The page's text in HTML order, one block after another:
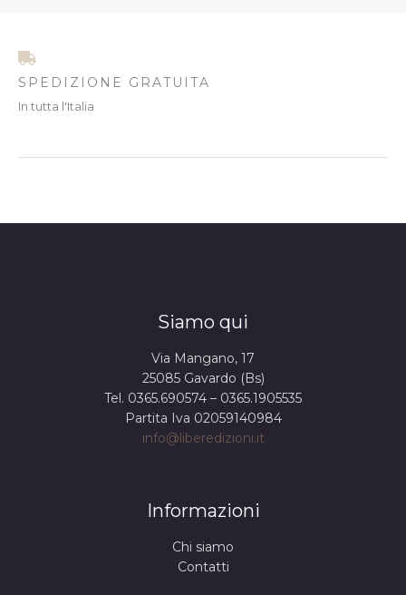
SPEDIZIONE GRATUITA
In tutta l'Italia
Siamo qui
Via Mangano, 17
25085 Gavardo (Bs)
Tel. 0365.690574 – 0365.1905535
Partita Iva 02059140984
info@liberedizioni.it
Informazioni
Chi siamo
Contatti